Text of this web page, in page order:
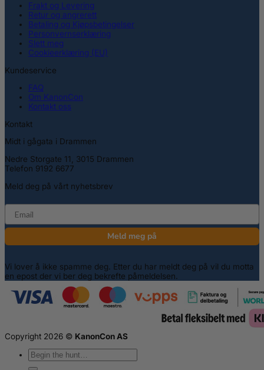
Frakt og Levering
Retur og angrerett
Betaling og Kjøpsbetingelser
Personvernserklæring
Slett meg
Cookieerklæring (EU)
Kundeservice
FAQ
Om KanonCon
Kontakt oss
Kontakt
Midt i gågata i Drammen
Nedre Storgate 11, 3015 Drammen
Telefon 9192 6677
Meld deg på vårt nyhetsbrev
email
Meld meg på
Vi lover å ikke spamme deg. Etter du har meldt deg på vil du motta
en epost der vi ber deg bekrefte påmeldelsen.
Copyright 2026 © KanonCon AS
Søk
etter: